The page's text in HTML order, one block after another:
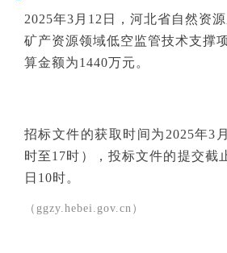
2025年3月12日，河北省自然资
矿产资源领域低空监管技术支撑
算金额为1440万元。
招标文件的获取时间为2025年3
时至17时），投标文件的提交截
日10时。
（ggzy.hebei.gov.cn）